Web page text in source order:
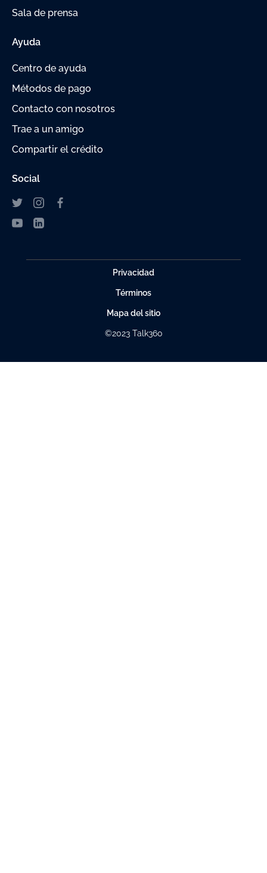
Sala de prensa
Ayuda
Centro de ayuda
Métodos de pago
Contacto con nosotros
Trae a un amigo
Compartir el crédito
Social
Privacidad
Términos
Mapa del sitio
©2023 Talk360